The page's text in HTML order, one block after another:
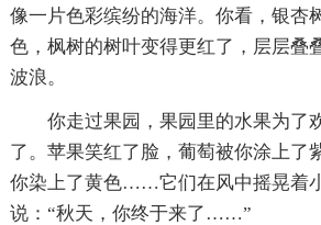
像一片色彩缤纷的海洋。你看，银杏
色，枫树的树叶变得更红了，层层叠
波浪。
你走过果园，果园里的水果为了
了。苹果笑红了脸，葡萄被你涂上了
你染上了黄色……它们在风中摇晃着
说：“秋天，你终于来了……”